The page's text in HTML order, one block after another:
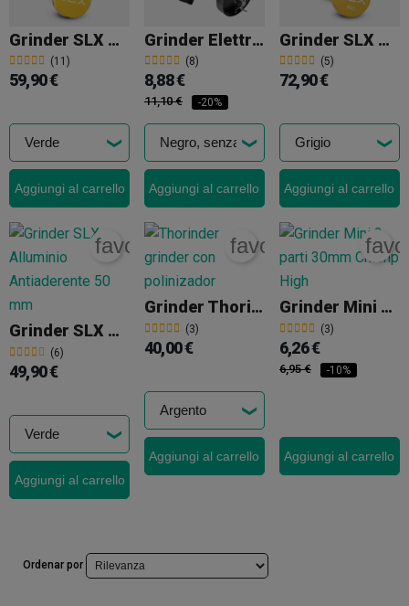
Grinder SLX Alluminio Antiaderente 62 Mm
(11)
59,90 €
Aggiungi al carrello
Grinder Elettrico
(8)
8,88 €
11,10 € -20%
Aggiungi al carrello
Grinder SLX PRO Alluminio Antiaderente 62 Mm
(5)
72,90 €
Aggiungi al carrello
Grinder SLX Alluminio Antiaderente 50 Mm
(6)
favorite_border
49,90 €
Aggiungi al carrello
Grinder Thorinder
(3)
favorite_border
40,00 €
Aggiungi al carrello
Grinder Mini 3 Parti 30mm Champ High
(3)
6,26 €
6,95 € -10%
Aggiungi al carrello
Ordenar por